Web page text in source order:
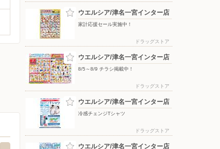
ウエルシア/津名一宮インター店
家計応援セール実施中！
ドラッグストア
ウエルシア/津名一宮インター店
8/5～8/9 チラシ掲載中！
ドラッグストア
ウエルシア/津名一宮インター店
冷感チェンジTシャツ
ドラッグストア
ウエルシア/津名一宮インター店